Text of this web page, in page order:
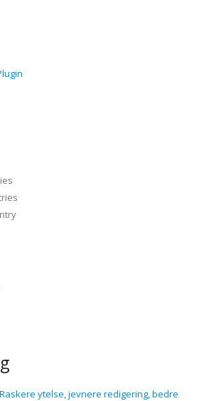
ytelse, jevnere redigering, bedre